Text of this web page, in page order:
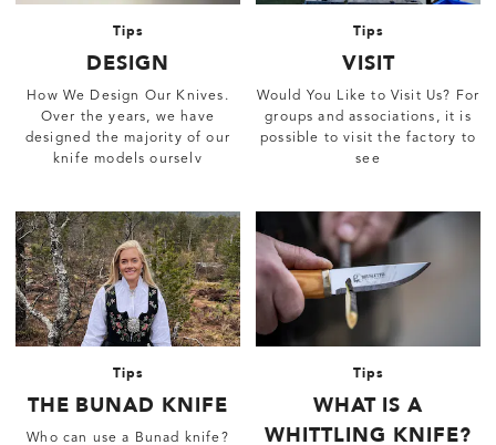
Tips
DESIGN
How We Design Our Knives.
Over the years, we have
designed the majority of our
knife models ourselv
Tips
VISIT
Would You Like to Visit Us? For
groups and associations, it is
possible to visit the factory to
see
Tips
THE BUNAD KNIFE
Who can use a Bunad knife?
Tips
WHAT IS A
WHITTLING KNIFE?